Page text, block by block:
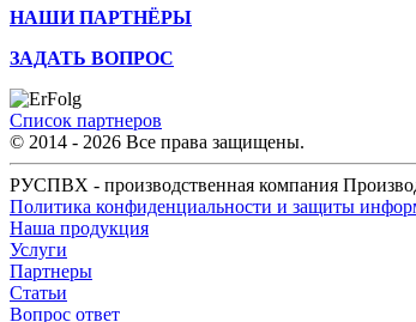
НАШИ ПАРТНЁРЫ
ЗАДАТЬ ВОПРОС
Список партнеров
© 2014 - 2026 Все права защищены.
РУСПВХ - производственная компания
Политика конфиденциальности и защиты
Наша продукция
Услуги
Партнеры
Статьи
Вопрос ответ